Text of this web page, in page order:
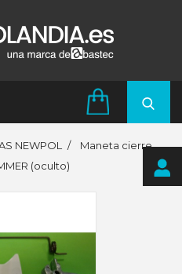
NEWPOL
Maneta cierre
(oculto)